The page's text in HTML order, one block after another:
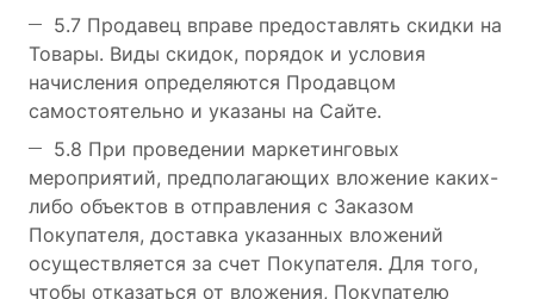
5.7 Продавец вправе предоставлять скидки на
Товары. Виды скидок, порядок и условия
начисления определяются Продавцом
самостоятельно и указаны на Сайте.
5.8 При проведении маркетинговых
мероприятий, предполагающих вложение каких-
либо объектов в отправления с Заказом
Покупателя, доставка указанных вложений
осуществляется за счет Покупателя. Для того,
чтобы отказаться от вложения, Покупателю